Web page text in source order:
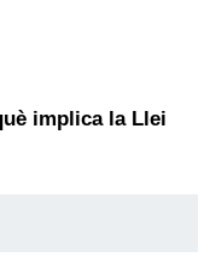
implica la Llei